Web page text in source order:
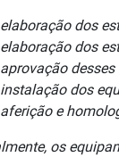
elaboração dos
elaboração dos
aprovação desses
instalação dos
aferição e
os